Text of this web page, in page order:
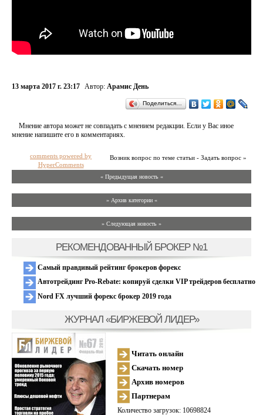
13 марта 2017 г. 23:17 Автор: Арамис День
Поделиться…
Мнение автора может не совпадать с мнением редакции. Если у Вас иное
мнение напишите его в комментариях.
Возник вопрос по теме статьи - Задать вопрос »
comments powered by
HyperComments
« Предыдущая новость «
» Архив категории «
» Следующая новость »
РЕКОМЕНДОВАННЫЙ БРОКЕР №1
Самый правдивый рейтинг брокеров форекс
Автотрейдинг Pro-Rebate: копируй сделки VIP трейдеров бесплатно
Nord FX лучший форекс брокер 2019 года
ЖУРНАЛ «БИРЖЕВОЙ ЛИДЕР»
Читать онлайн
Скачать номер
Архив номеров
Партнерам
Количество загрузок: 10698824